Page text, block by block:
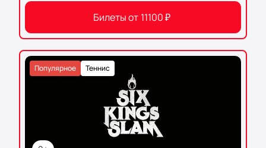
Билеты от 11100₽
Теннис
Популярное